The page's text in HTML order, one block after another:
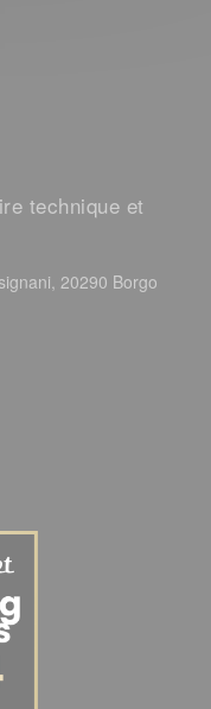
technique et
20290 Borgo